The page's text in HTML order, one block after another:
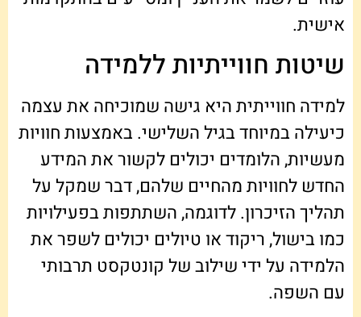
אישית.
שיטות חווייתיות ללמידה
למידה חווייתית היא גישה שמוכיחה את עצמה
כיעילה במיוחד בגיל השלישי. באמצעות חוויות
מעשיות, הלומדים יכולים לקשור את המידע
החדש לחוויות מהחיים שלהם, דבר שמקל על
תהליך הזיכרון. לדוגמה, השתתפות בפעילויות
כמו בישול, ריקוד או טיולים יכולים לשפר את
הלמידה על ידי שילוב של קונטקסט תרבותי
עם השפה.